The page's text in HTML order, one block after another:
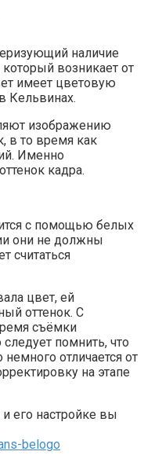
наличие
который возникает от
имеет цветовую
Кельвинах.
изображению
в то время как
Именно
кадра.
с помощью белых
они не должны
считаться
цвет, ей
оттенок. С
съёмки
помнить, что
отличается от
на этапе
его настройке вы
belogo